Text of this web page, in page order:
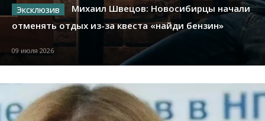
Михаил Швецов: Новосибирцы начали
отменять отдых из-за квеста «найди бензин»
09 июля 2026